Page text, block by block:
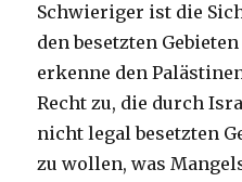
Schwieriger ist die
den besetzten
erkenne den
Recht zu, die durch
nicht legal besetzten
zu wollen, was